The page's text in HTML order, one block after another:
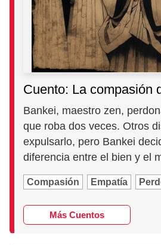
Cuento: La compasión
Bankei, maestro zen,
que roba dos veces. Otros
expulsarlo, pero Bankei
diferencia entre el bien y el
Compasión Empatía
Más Cuentos